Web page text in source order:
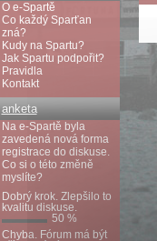
O e-Spartě
Co každý Sparťan
zná?
Kudy na Spartu?
Jak Spartu podpořit?
Pravidla
Kontakt
anketa
Na e-Spartě byla
zavedená nová forma
registrace do diskuse.
Co si o této změně
myslíte?
Dobrý krok. Zlepšilo to
kvalitu diskuse.
50 %
Chyba. Fórum má být